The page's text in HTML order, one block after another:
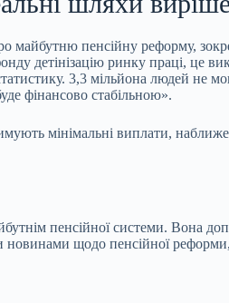
пенсійну реформу,
детінізацію ринку праці, це
3,3 мільйона людей не
фінансово стабільною».
мінімальні виплати,
пенсійної системи. Вона
щодо пенсійної